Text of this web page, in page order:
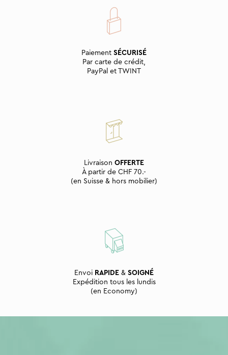
Paiement SÉCURISÉ
Par carte de crédit,
PayPal et TWINT
Livraison OFFERTE
À partir de CHF 70.-
(en Suisse & hors mobilier)
Envoi RAPIDE & SOIGNÉ
Expédition tous les lundis
(en Economy)